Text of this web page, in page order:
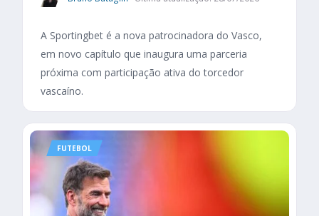
A Sportingbet é a nova patrocinadora do Vasco,
em novo capítulo que inaugura uma parceria
próxima com participação ativa do torcedor
vascaíno.
FUTEBOL